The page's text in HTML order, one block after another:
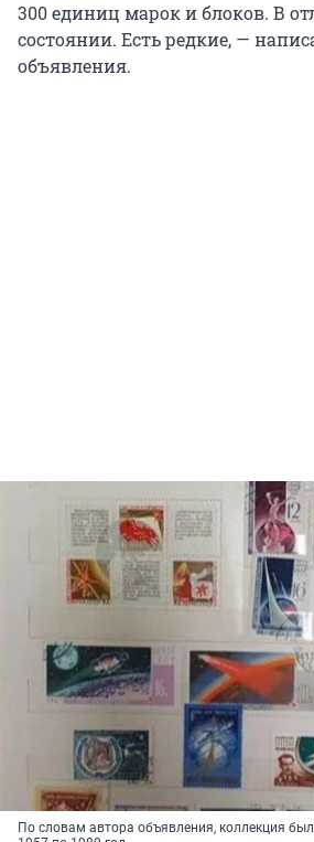
300 единиц марок и блоков. В
состоянии. Есть редкие, —
объявления.
По словам автора объявления, коллекция